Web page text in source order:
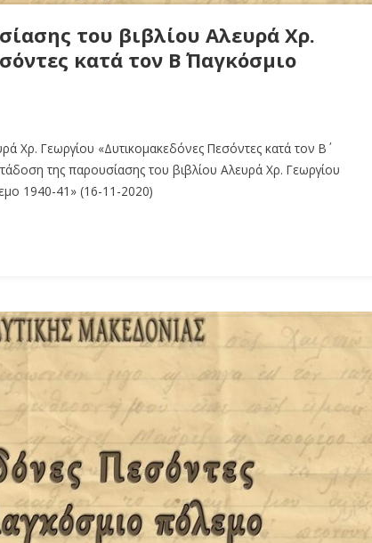
του βιβλίου Aλευρά Χρ.
κατά τον Β΄ Παγκόσμιο
Χρ. Γεωργίου «Δυτικομακεδόνες Πεσόντες κατά τον Β΄
της παρουσίασης του βιβλίου Aλευρά Χρ. Γεωργίου
1940-41» (16-11-2020)